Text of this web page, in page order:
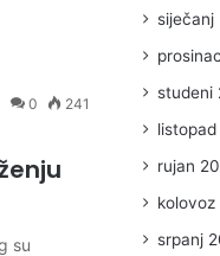
0 241
su
siječanj
studeni
rujan
srpanj